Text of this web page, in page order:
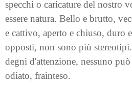
specchi o caricature del nostro
essere natura. Bello e brutto,
e cattivo, aperto e chiuso, duro
opposti, non sono più
degni d'attenzione, nessuno
odiato, frainteso.